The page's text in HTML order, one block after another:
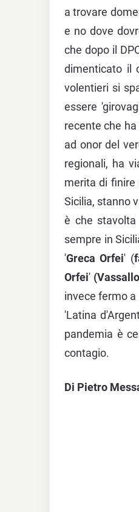
a trovare
e no dove
che dopo il
dimenticato il
volentieri si
essere
recente che
ad onor del
regionali, ha
merita di finire
Sicilia, stanno
è che
sempre in
'Greca Orfei' (
Orfei'
invece fermo a
'Latina
pandemia è
contagio.
Di Pietro